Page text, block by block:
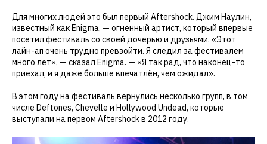
Для многих людей это был первый Aftershock. Джим Наулин,
известный как Enigma, — огненный артист, который впервые
посетил фестиваль со своей дочерью и друзьями. «Этот
лайн-ап очень трудно превзойти. Я следил за фестивалем
много лет», — сказал Enigma. — «Я так рад, что наконец-то
приехал, и я даже больше впечатлён, чем ожидал».
В этом году на фестиваль вернулись несколько групп, в том
числе Deftones, Chevelle и Hollywood Undead, которые
выступали на первом Aftershock в 2012 году.